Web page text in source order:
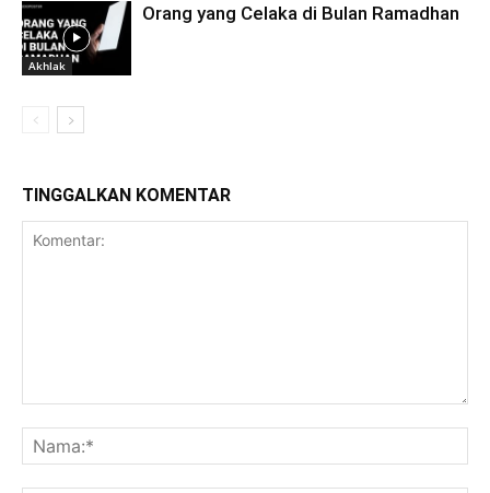
Akhlak
Orang yang Celaka di Bulan Ramadhan
TINGGALKAN KOMENTAR